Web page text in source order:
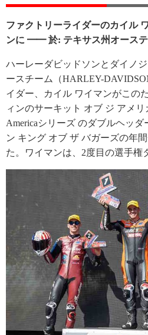
ファクトリーライダーのカイル
ンに ━━ 於: テキサス州オース
ハーレーダビッドソンとダイノ
ースチーム（HARLEY-
イダー、カイル ワイマンがこの
ィンのサーキット オブ ジ アメ
Americaシリーズ のダブルヘッダ
ン キング オブ ザ バガーズの年
た。ワイマンは、2度目の選手権